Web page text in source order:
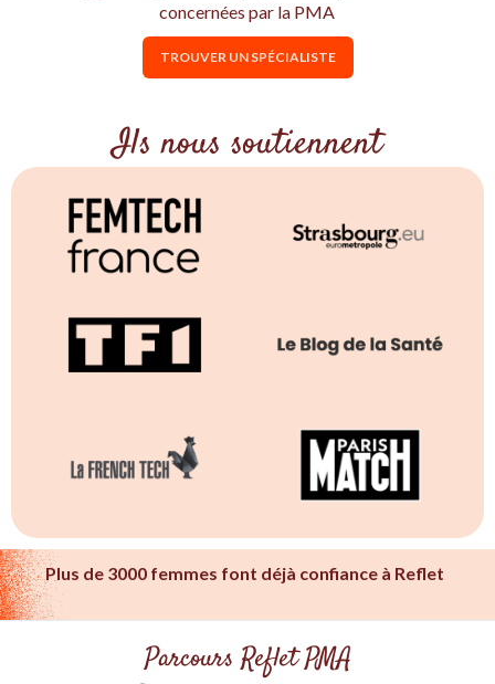
concernées par la PMA
TROUVER UN SPÉCIALISTE
Ils nous soutiennent
Plus de 3000 femmes font déjà confiance à Reflet
Parcours Reflet PMA